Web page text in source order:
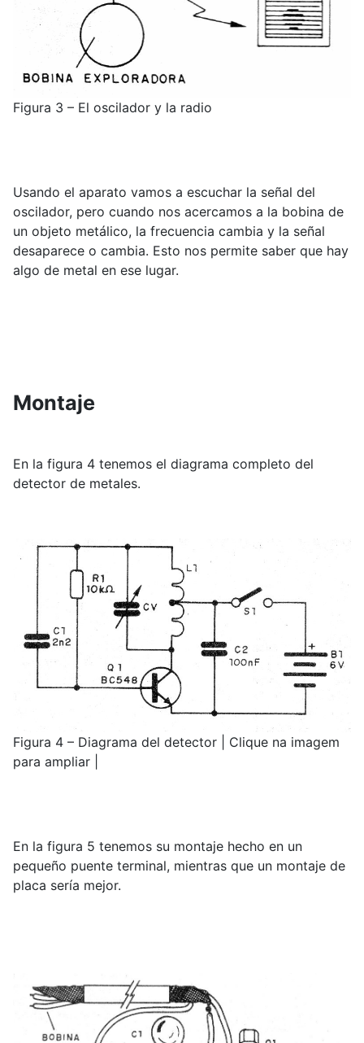
Figura 3 – El oscilador y la radio
Usando el aparato vamos a escuchar la señal del
oscilador, pero cuando nos acercamos a la bobina de
un objeto metálico, la frecuencia cambia y la señal
desaparece o cambia. Esto nos permite saber que hay
algo de metal en ese lugar.
Montaje
En la figura 4 tenemos el diagrama completo del
detector de metales.
Figura 4 – Diagrama del detector | Clique na imagem
para ampliar |
En la figura 5 tenemos su montaje hecho en un
pequeño puente terminal, mientras que un montaje de
placa sería mejor.